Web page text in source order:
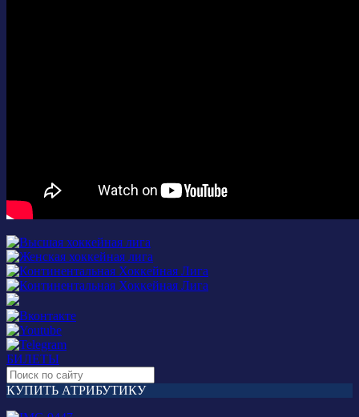
БИЛЕТЫ
КУПИТЬ АТРИБУТИКУ